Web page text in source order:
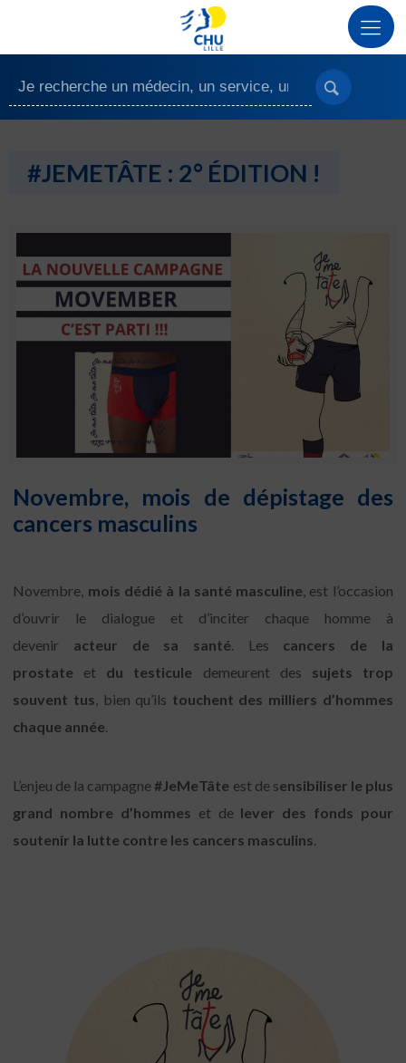
#JEMETÂTE : 2° ÉDITION !
Novembre, mois de dépistage des
cancers masculins
Novembre, mois dédié à la santé masculine, est l’occasion
d’ouvrir le dialogue et d’inciter chaque homme à
devenir acteur de sa santé. Les cancers de la
prostate et du testicule demeurent des sujets trop
souvent tus, bien qu’ils touchent des milliers d’hommes
chaque année.
L’enjeu de la campagne#JeMeTâte est de sensibiliser le plus
grand nombre d’hommes et de lever des fonds pour
soutenir la lutte contre les cancers masculins.